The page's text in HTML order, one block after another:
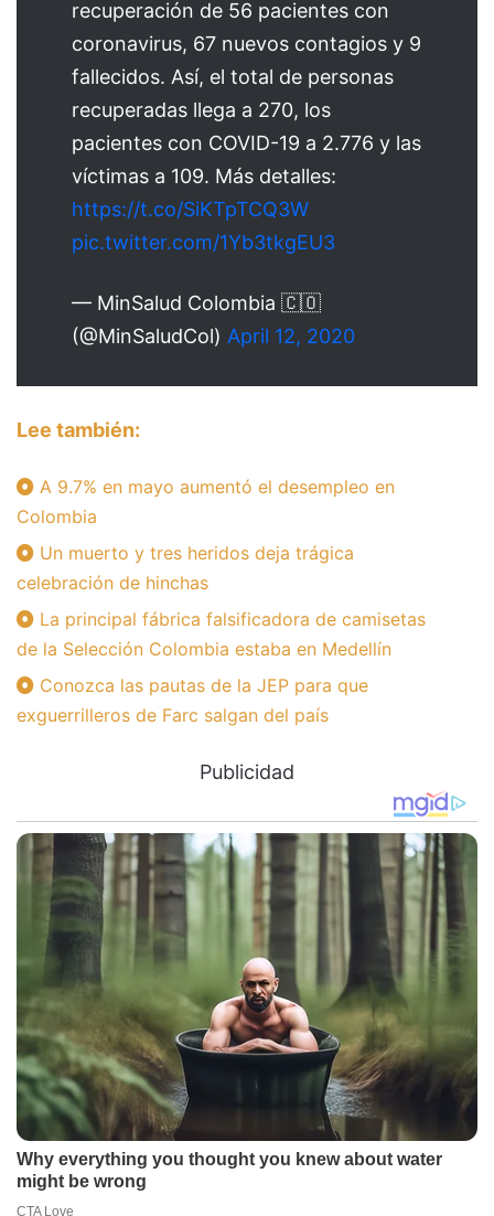
recuperación de 56 pacientes con
coronavirus, 67 nuevos contagios y 9
fallecidos. Así, el total de personas
recuperadas llega a 270, los
pacientes con COVID-19 a 2.776 y las
víctimas a 109. Más detalles:
https://t.co/SiKTpTCQ3W
pic.twitter.com/1Yb3tkgEU3
— MinSalud Colombia 🇨🇴
(@MinSaludCol) April 12, 2020
Lee también:
A 9.7% en mayo aumentó el desempleo en
Colombia
Un muerto y tres heridos deja trágica
celebración de hinchas
La principal fábrica falsificadora de camisetas
de la Selección Colombia estaba en Medellín
Conozca las pautas de la JEP para que
exguerrilleros de Farc salgan del país
Publicidad